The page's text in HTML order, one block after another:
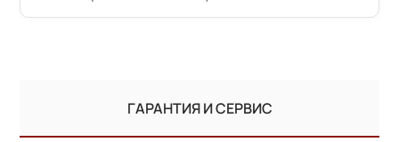
ГАРАНТИЯ И СЕРВИС